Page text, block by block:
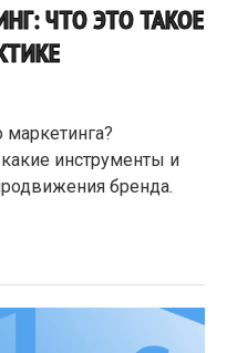
ЧТО ЭТО ТАКОЕ
инструменты и
бренда.